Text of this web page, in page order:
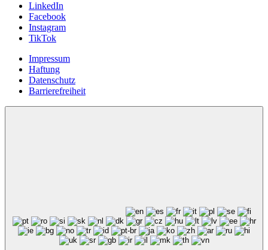
LinkedIn
Facebook
Instagram
TikTok
Impressum
Haftung
Datenschutz
Barrierefreiheit